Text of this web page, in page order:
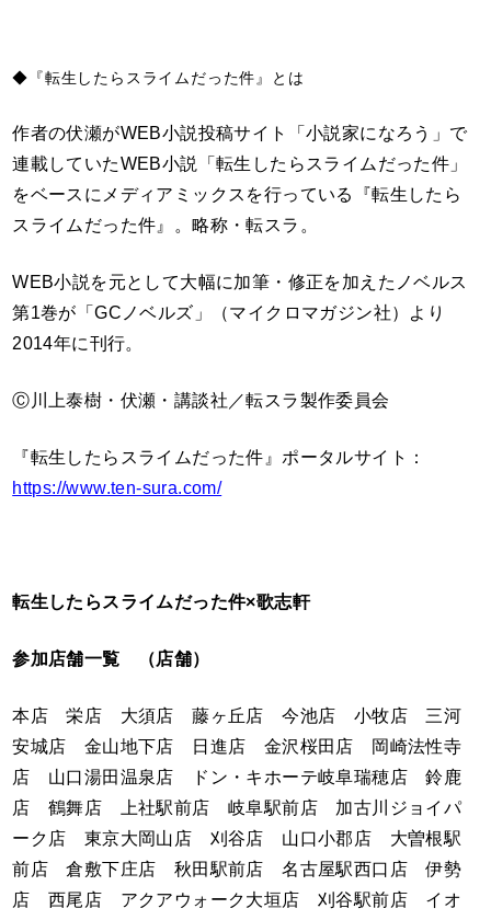
◆『転生したらスライムだった件』とは
作者の伏瀬がWEB小説投稿サイト「小説家になろう」で
連載していたWEB小説「転生したらスライムだった件」
をベースにメディアミックスを行っている『転生したら
スライムだった件』。略称・転スラ。
WEB小説を元として大幅に加筆・修正を加えたノベルス
第1巻が「GCノベルズ」（マイクロマガジン社）より
2014年に刊行。
Ⓒ川上泰樹・伏瀬・講談社／転スラ製作委員会
『転生したらスライムだった件』ポータルサイト：
https://www.ten-sura.com/
転生したらスライムだった件×歌志軒
参加店舗一覧 （店舗）
本店 栄店 大須店 藤ヶ丘店 今池店 小牧店 三河
安城店 金山地下店 日進店 金沢桜田店 岡崎法性寺
店 山口湯田温泉店 ドン・キホーテ岐阜瑞穂店 鈴鹿
店 鶴舞店 上社駅前店 岐阜駅前店 加古川ジョイパ
ーク店 東京大岡山店 刈谷店 山口小郡店 大曽根駅
前店 倉敷下庄店 秋田駅前店 名古屋駅西口店 伊勢
店 西尾店 アクアウォーク大垣店 刈谷駅前店 イオ